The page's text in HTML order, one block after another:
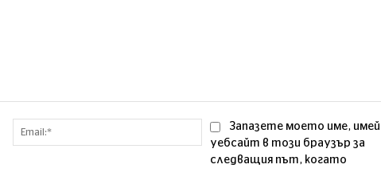
Име*
Email:*Запазете моето име,
уебсайт в този браузър за
следващия път, когато